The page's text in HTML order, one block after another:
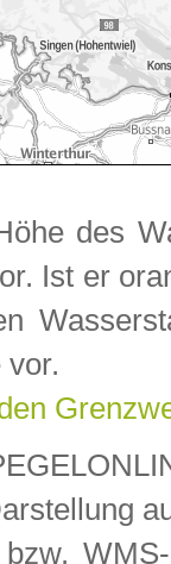
des
Ist er
vor.